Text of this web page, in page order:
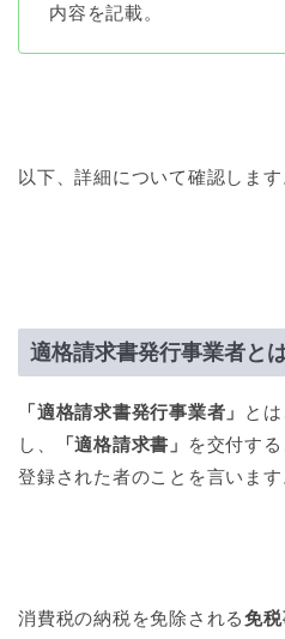
内容を記載。
以下、詳細について確認します
適格請求書発行事業者と
「適格請求書発行事業者」
と
し、
「適格請求書」
を交付す
登録された者のことを言います
消費税の納税を免除される免